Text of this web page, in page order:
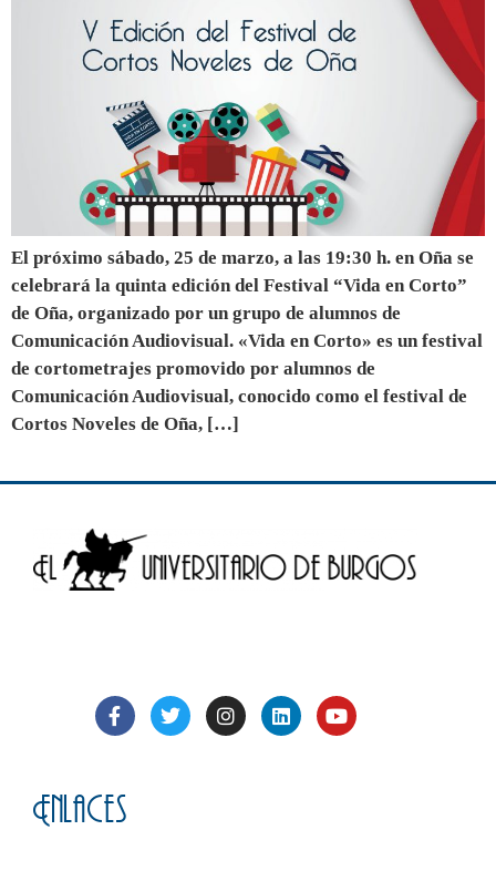
El próximo sábado, 25 de marzo, a las 19:30 h. en Oña se
celebrará la quinta edición del Festival “Vida en Corto”
de Oña, organizado por un grupo de alumnos de
Comunicación Audiovisual. «Vida en Corto» es un festival
de cortometrajes promovido por alumnos de
Comunicación Audiovisual, conocido como el festival de
Cortos Noveles de Oña, […]
Enlaces